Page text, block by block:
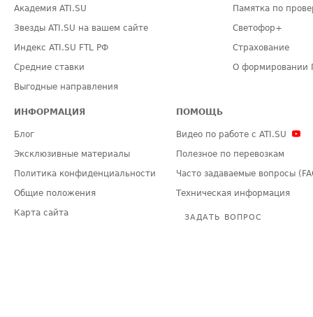
Академия ATI.SU
Звезды ATI.SU на вашем сайте
Индекс ATI.SU FTL РФ
Средние ставки
Выгодные направления
Памятка по
Светофор+
Страхование
О формировании
ИНФОРМАЦИЯ
Блог
Эксклюзивные материалы
Политика конфиденциальности
Общие положения
Карта сайта
ПОМОЩЬ
Видео по работе с ATI.SU
Полезное по перевозкам
Часто задаваемые вопросы
Техническая информация
ЗАДАТЬ ВОПРОС